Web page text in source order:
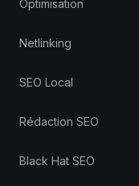
Optimisation
Netlinking
SEO Local
Rédaction SEO
Black Hat SEO